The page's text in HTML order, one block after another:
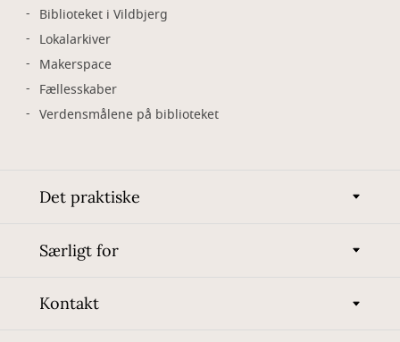
Biblioteket i Vildbjerg
Lokalarkiver
Makerspace
Fællesskaber
Verdensmålene på biblioteket
Det praktiske
Særligt for
Kontakt